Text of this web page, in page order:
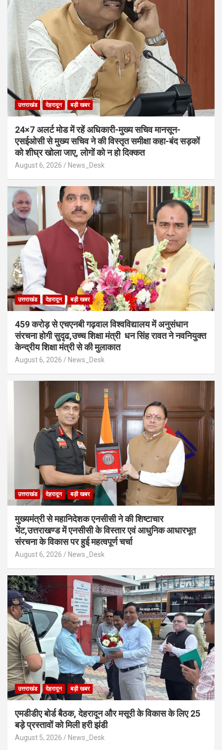
उत्तराखंड देहरादून बड़ी खबर
24×7 अलर्ट मोड में रहें अधिकारी-मुख्य सचिव मानसून-
एसईओसी से मुख्य सचिव ने की विस्तृत समीक्षा कहा-बंद सड़कों
को शीघ्र खोला जाए, लोगों को न हो दिक्कत
August 6, 2026 News_Desk
उत्तराखंड देहरादून बड़ी खबर
459 करोड़ से एचएनबी गढ़वाल विश्वविद्यालय में अनुसंधान
संरचना होगी सुदृढ,उच्च शिक्षा मंत्री धन सिंह रावत ने नवनियुक्त
केन्द्रीय शिक्षा मंत्री से की मुलाकात
August 6, 2026 News_Desk
उत्तराखंड देहरादून बड़ी खबर
मुख्यमंत्री से महानिदेशक एनसीसी ने की शिष्टाचार
भेंट,उत्तराखण्ड में एनसीसी के विस्तार एवं आधुनिक आधारभूत
संरचना के विकास पर हुई महत्वपूर्ण चर्चा
August 6, 2026 News_Desk
उत्तराखंड देहरादून बड़ी खबर
एमडीडीए बोर्ड बैठक, देहरादून और मसूरी के विकास के लिए 25
बड़े प्रस्तावों को मिली हरी झंडी
August 5, 2026 News_Desk